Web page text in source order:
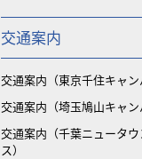
交通案内
交通案内（東京千住キャン
交通案内（埼玉鳩山キャン
交通案内（千葉ニュータ
ス）